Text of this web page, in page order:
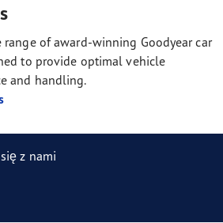
range of award-winning Goodyear car
to provide optimal vehicle
and handling.
z nami